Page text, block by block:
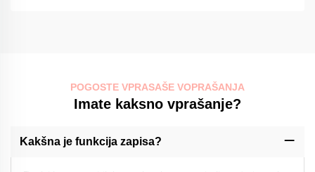
POGOSTE VPRASAŠE VOPRAŠANJA
Imate kaksno vprašanje?
Kakšna je funkcija zapisa?